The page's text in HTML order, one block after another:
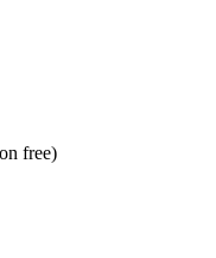
free)